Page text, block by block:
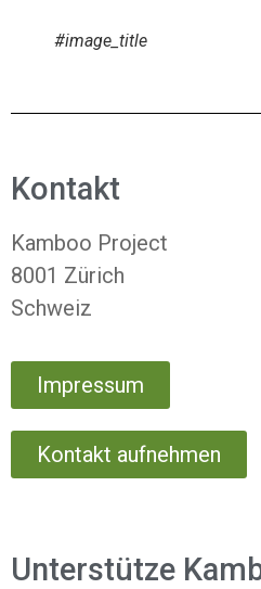
#image_title
Kontakt
Kamboo Project
8001 Zürich
Schweiz
Impressum
Kontakt aufnehmen
Unterstütze